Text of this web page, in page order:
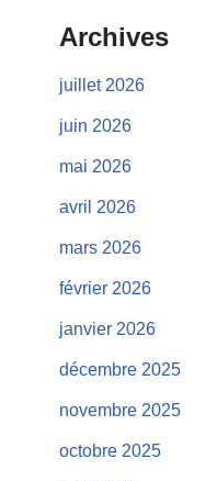
Archives
juillet 2026
juin 2026
mai 2026
avril 2026
mars 2026
février 2026
janvier 2026
décembre 2025
novembre 2025
octobre 2025